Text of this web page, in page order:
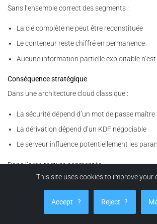
Sans l’ensemble correct des segments :
La clé complète ne peut être reconstituée
Le conteneur reste chiffré en permanence
Aucune information partielle exploitable
Conséquence stratégique
Dans une architecture cloud classique :
La sécurité dépend d’un mot de passe maître
La dérivation dépend d’un KDF négociable
Le serveur influence potentiellement les
Dans l’architecture segmentée :
Il n’existe pas de paramètre négociable
Il n’existe pas de point central de défaillance
This site uses cookies to improve your
Accept ? Reject ?